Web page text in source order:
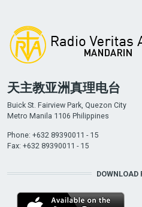
天主教亚洲真理电台
Buick St. Fairview Park, Quezon City
Metro Manila 1106 Philippines
Phone: +632 89390011 - 15
Fax: +632 89390011 - 15
DOWNLOAD